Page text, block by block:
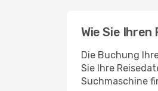
Wie Sie Ihren
Die Buchung
Sie Ihre
Suchmaschine